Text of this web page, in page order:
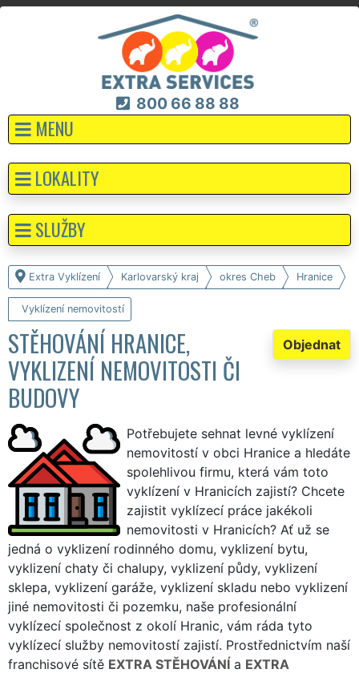
800 66 88 88
MENU
Extra Vyklízení Karlovarský kraj okres Cheb Hranice
Vyklízení nemovitostí
Objednat
STĚHOVÁNÍ HRANICE,
VYKLIZENÍ NEMOVITOSTI ČI
BUDOVY
Potřebujete sehnat levné vyklízení
nemovitostí v obci Hranice a hledáte
spolehlivou firmu, která vám toto
vyklízení v Hranicích zajistí? Chcete
zajistit vyklízecí práce jakékoli
nemovitosti v Hranicích? Ať už se
jedná o vyklizení rodinného domu, vyklizení bytu,
vyklizení chaty či chalupy, vyklizení půdy, vyklizení
sklepa, vyklizení garáže, vyklizení skladu nebo vyklizení
jiné nemovitosti či pozemku, naše profesionální
vyklízecí společnost z okolí Hranic, vám ráda tyto
vyklízecí služby nemovitostí zajistí. Prostřednictvím naší
franchisové sítě EXTRA STĚHOVÁNÍ a EXTRA
LOKALITY
SLUŽBY